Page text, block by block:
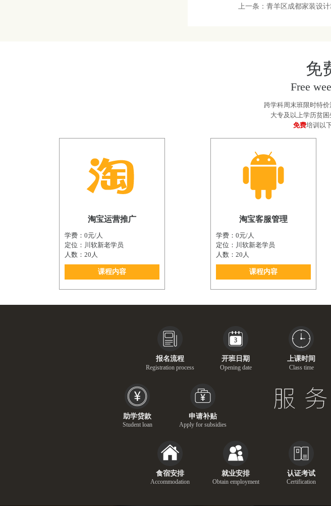
上一条：青羊区成都家装设
免
Free
跨学科周末班限时特
大专及以上学历贫
免费培训以
淘宝运营推广
学费：0元/人
定位：川软新老学员
人数：20人
课程内容
淘宝客服管理
学费：0元/人
定位：川软新老学员
人数：20人
课程内容
报名流程
Registration process
开班日期
Opening date
上课时间
Class time
助学贷款
Student loan
申请补贴
Apply for subsidies
食宿安排
Accommodation
就业安排
Obtain employment
认证考试
Certification